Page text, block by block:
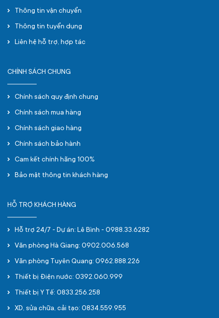
Thông tin vận chuyển
Thông tin tuyển dụng
Liên hệ hỗ trợ, hợp tác
CHÍNH SÁCH CHUNG
Chính sách quy định chung
Chính sách mua hàng
Chính sách giao hàng
Chính sách bảo hành
Cam kết chính hãng 100%
Bảo mật thông tin khách hàng
HỖ TRỢ KHÁCH HÀNG
Hỗ trợ 24/7 - Dự án: Lê Bình - 0988.33.6282
Văn phòng Hà Giang: 0902.006.568
Văn phòng Tuyên Quang: 0962.888.226
Thiết bị Điện nước: 0392.060.999
Thiết bị Y Tế: 0833.256.258
XD, sửa chữa, cải tạo: 0834.559.955